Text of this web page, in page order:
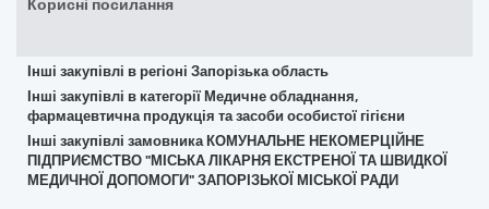
Корисні посилання
Інші закупівлі в регіоні Запорізька область
Інші закупівлі в категорії Медичне обладнання,
фармацевтична продукція та засоби особистої гігієни
Інші закупівлі замовника КОМУНАЛЬНЕ НЕКОМЕРЦІЙНЕ
ПІДПРИЄМСТВО "МІСЬКА ЛІКАРНЯ ЕКСТРЕНОЇ ТА ШВИДКОЇ
МЕДИЧНОЇ ДОПОМОГИ" ЗАПОРІЗЬКОЇ МІСЬКОЇ РАДИ